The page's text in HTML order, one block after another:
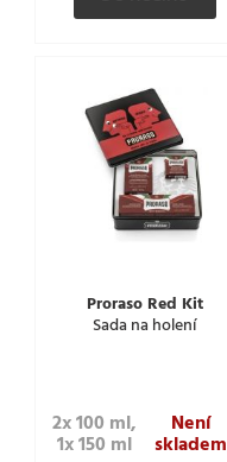
Proraso Red Kit
Sada na holení
2x 100 ml,
1x 150 ml
Není
skladem